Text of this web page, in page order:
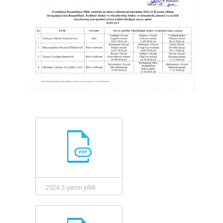
2026 2-yarim yillik